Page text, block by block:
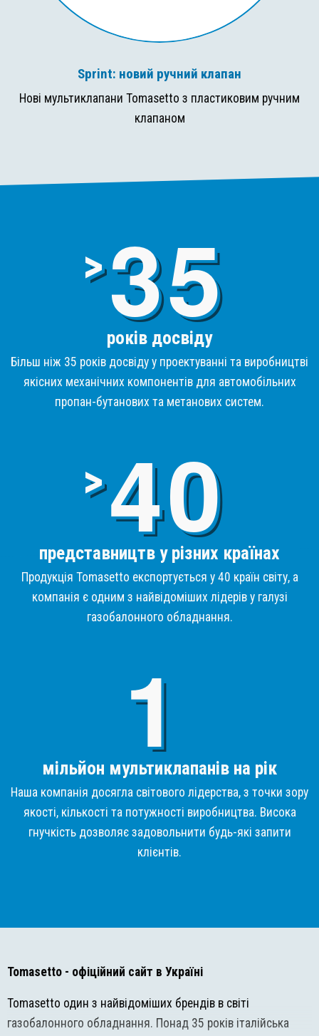
Sprint: новий ручний клапан
Нові мультиклапани Tomasetto з пластиковим ручним
клапаном
>3
років досвіду
Більш ніж 35 років досвіду у проектуванні та виробництві
якісних механічних компонентів для автомобільних
пропан-бутанових та метанових систем.
>4
представництв у різних країнах
Продукція Tomasetto експортується у 40 країн світу, а
компанія є одним з найвідоміших лідерів у галузі
газобалонного обладнання.
мільйон мультиклапанів на рік
Наша компанія досягла світового лідерства, з точки зору
якості, кількості та потужності виробництва. Висока
гнучкість дозволяє задовольнити будь-які запити
клієнтів.
Tomasetto - офіційний сайт в Україні
Tomasetto один з найвідоміших брендів в світі
газобалонного обладнання. Понад 35 років італійська